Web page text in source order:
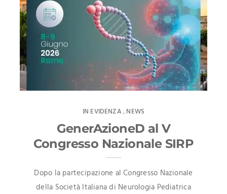
IN EVIDENZA , NEWS
GenerAzioneD al V
Congresso Nazionale SIRP
Dopo la partecipazione al Congresso Nazionale
della Società Italiana di Neurologia Pediatrica